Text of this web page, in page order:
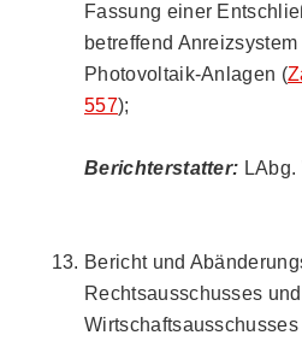
Fassung einer
betreffend
Photovoltaik-Anlagen (
557);
Berichterstatter: LAbg.
Bericht und
Rechtsausschusses
Wirtschaftsausschusses